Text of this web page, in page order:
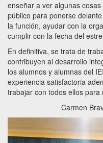
enseñar a ver algunas
público para ponerse
la función, ayudar con la
cumplir con la fecha del
En definitiva, se trata de
contribuyen al desarrollo
los alumnos y alumnas del
experiencia satisfactoria
trabajar con todos ellos para
Carmen